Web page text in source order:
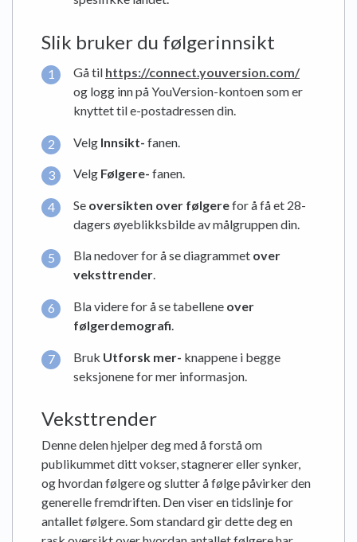
Slik bruker du følgerinnsikt
Gå til https://connect.youversion.com/
og logg inn på YouVersion-kontoen som er
knyttet til e-postadressen din.
Velg Innsikt- fanen.
Velg Følgere- fanen.
Se oversikten over følgerefor å få et 28-
dagers øyeblikksbilde av målgruppen din.
Bla nedover for å se diagrammet over
veksttrender.
Bla videre for å se tabellene over
følgerdemografi.
Bruk Utforsk mer- knappene i begge
seksjonene for mer informasjon.
Veksttrender
Denne delen hjelper deg med å forstå om
publikummet ditt vokser, stagnerer eller synker,
og hvordan følgere og slutter å følge påvirker den
generelle fremdriften. Den viser en tidslinje for
antallet følgere. Som standard gir dette deg en